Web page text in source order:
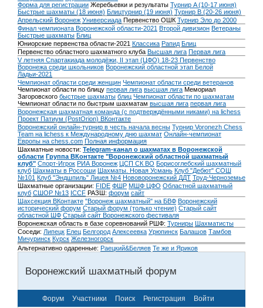
Форма для регистрации Жеребьевки и результаты Турнир A (10-17 июня)
Быстрые шахматы (18 июня) Блицтурнир (19 июня) Турнир B (20-26 июня)
Апрельский Воронеж Универсиада Первенство ОШК Турнир Эло до 2000
Финал чемпионата Воронежской области-2021 Второй дивизион Ветераны
Быстрые шахматы Блиц
Юниорские первенства области-2021 Классика Рапид Блиц
Первенство областного шахматного клуба Высшая лига Первая лига
V летняя Спартакиада молодёжи, II этап (ЦФО) 18-23 Первенство
Воронежа среди школьников Воронежский областной этап Белой
Ладьи-2021
Чемпионат области среди женщин Чемпионат области среди ветеранов
Чемпионат области по блицу первая лига высшая лига Мемориал
Загоровского быстрые шахматы блиц Чемпионат области по шахматам
Чемпионат области по быстрым шахматам высшая лига первая лига
Воронежская шахматная команда (с подтверждёнными никами) на lichess
Проект Патиум (PostOrion) ВКонтакте
Воронежский онлайн-турнир в честь начала весны Турнир Voronezh Chess
Team на lichess к Международному дню шахмат Онлайн-чемпионат
Европы на chess.com Полная информация
Шахматные новости: Telegram-канал о шахматах в Воронежской
области Группа ВКонтакте "Воронежский областной шахматный
клуб" Спорт-Игрок РИА Воронеж ЦСП СК ВО Борисоглебский шахматный
клуб Шахматы в Россоши Шахматы. Новая Усмань Клуб "Дебют" СОШ
№101 Клуб "Эндшпиль" Лицея №4 Нововоронежский ДДТ Труд-Черноземье
Шахматные организации: FIDE ФШР МШФ ЦФО Областной шахматный
клуб СШОР №13 ICCF РАЗШ: форум сайт
Шахсекция ВКонтакте "Воронеж шахматный" на БВФ Воронежский
исторический форум Cтарый форум (только чтение) Старый сайт
областной ШФ Старый сайт Воронежского фестиваля
Воронежская область в базе соревнований РШФ: Турниры Шахматисты
Соседи: Липецк Елец Белгород Алексеевка Урюпинск Балашов Тамбов
Мичуринск Курск Железногорск
Альтернативно одаренные: Раецкий&Беляев Те же и Яриков
Воронежский шахматный форум
Форум Участники Поиск Регистрация Войти